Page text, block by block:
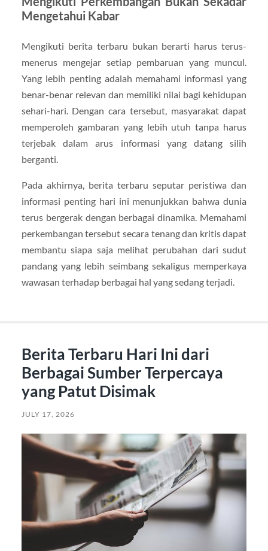
Mengetahui Kabar
Mengikuti berita terbaru bukan berarti harus terus-
menerus mengejar setiap pembaruan yang muncul.
Yang lebih penting adalah memahami informasi yang
benar-benar relevan dan memiliki nilai bagi kehidupan
sehari-hari. Dengan cara tersebut, masyarakat dapat
memperoleh gambaran yang lebih utuh tanpa harus
terjebak dalam arus informasi yang datang silih
berganti.
Pada akhirnya, berita terbaru seputar peristiwa dan
informasi penting hari ini menunjukkan bahwa dunia
terus bergerak dengan berbagai dinamika. Memahami
perkembangan tersebut secara tenang dan kritis dapat
membantu siapa saja melihat perubahan dari sudut
pandang yang lebih seimbang sekaligus memperkaya
wawasan terhadap berbagai hal yang sedang terjadi.
Berita Terbaru Hari Ini dari
Berbagai Sumber Terpercaya
yang Patut Disimak
JULY 17, 2026